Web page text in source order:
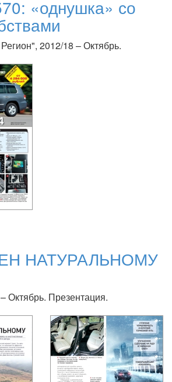
«однушка» со
2012/18 – Октябрь.
НАТУРАЛЬНОМУ
Октябрь. Презентация.